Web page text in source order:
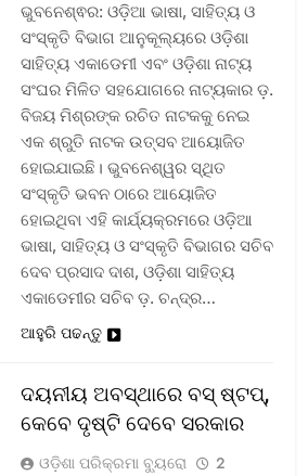
ଭୁବନେଶ୍ଵର: ଓଡ଼ିଆ ଭାଷା, ସାହିତ୍ୟ ଓ
ସଂସ୍କୃତି ବିଭାଗ ଆନୁକୂଲ୍ୟରେ ଓଡ଼ିଶା
ସାହିତ୍ୟ ଏକାଡେମୀ ଏବଂ ଓଡ଼ିଶା ନାଟ୍ୟ
ସଂଘର ମିଳିତ ସହଯୋଗରେ ନାଟ୍ୟକାର ଡ଼.
ବିଜୟ ମିଶ୍ରଙ୍କ ରଚିତ ନାଟକକୁ ନେଇ
ଏକ ଶ୍ରୁତି ନାଟକ ଉତ୍ସବ ଆୟୋଜିତ
ହୋଇଯାଇଛି। ଭୁବନେଶ୍ୱର ସ୍ଥିତ
ସଂସ୍କୃତି ଭବନ ଠାରେ ଆୟୋଜିତ
ହୋଇଥିବା ଏହି କାର୍ଯ୍ୟକ୍ରମରେ ଓଡ଼ିଆ
ଭାଷା, ସାହିତ୍ୟ ଓ ସଂସ୍କୃତି ବିଭାଗର ସଚିବ
ଦେବ ପ୍ରସାଦ ଦାଶ, ଓଡ଼ିଶା ସାହିତ୍ୟ
ଏକାଡେମୀର ସଚିବ ଡ଼. ଚନ୍ଦ୍ର…
ଆହୁରି ପଢନ୍ତୁ
ଦୟନୀୟ ଅବସ୍ଥାରେ ବସ୍‌ ଷ୍ଟପ୍‌,
କେବେ ଦୃଷ୍ଟି ଦେବେ ସରକାର
ଓଡ଼ିଶା ପରିକ୍ରମା ବ୍ୟୁରୋ
2